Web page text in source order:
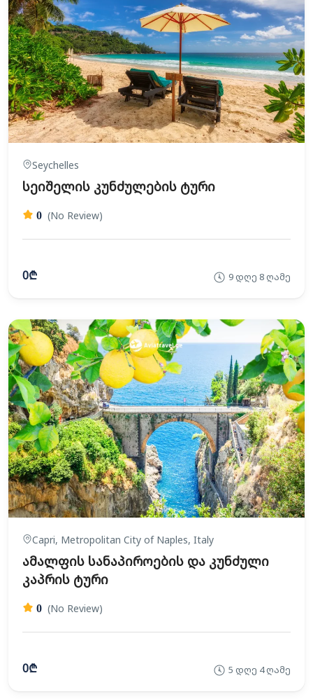
Seychelles
სეიშელის კუნძულების ტური
0 (No Review)
0₾ 9 დღე 8 ღამე
Capri, Metropolitan City of Naples, Italy
ამალფის სანაპიროების და კუნძული
კაპრის ტური
0 (No Review)
0₾ 5 დღე 4 ღამე